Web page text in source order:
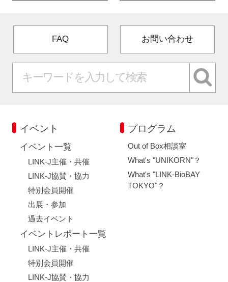
FAQ お問い合わせ
イベント
イベント一覧
LINK-J主催・共催
LINK-J協賛・協力
特別会員開催
出展・参加
過去イベント
イベントレポート一覧
LINK-J主催・共催
特別会員開催
LINK-J協賛・協力
プログラム
Out of Box相談室
What's "UNIKORN"？
What's "LINK-BioBAY
TOKYO"？